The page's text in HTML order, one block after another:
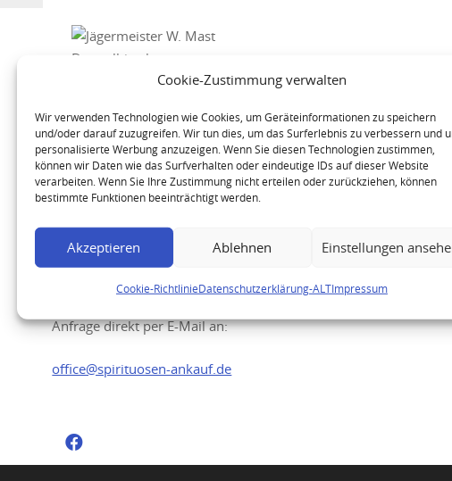
Cookie-Zustimmung verwalten
Wir verwenden Technologien wie Cookies, um Geräteinformationen zu speichern
und/oder darauf zuzugreifen. Wir tun dies, um das Surferlebnis zu verbessern und
personalisierte Werbung anzuzeigen. Wenn Sie diesen Technologien zustimmen,
können wir Daten wie das Surfverhalten oder eindeutige IDs auf dieser Website
verarbeiten. Wenn Sie Ihre Zustimmung nicht erteilen oder zurückziehen, können
bestimmte Funktionen beeinträchtigt werden.
Akzeptieren Ablehnen Einstellungen
Cookie-RichtlinieDatenschutzerklärung-ALTImpressum
Jägermeister W. Mast
Ihre Anfrage
Sie möchten Ihre hochwertigen Spirituosen
Anfrage direkt per E-Mail an:
office@spirituosen-ankauf.de